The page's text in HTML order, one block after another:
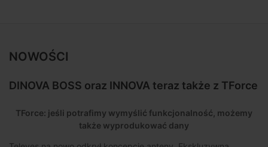
NOWOŚCI
DINOVA BOSS oraz INNOVA teraz także z TForce
TForce: jeśli potrafimy wymyślić funkcjonalność, możemy
także wyprodukować dany